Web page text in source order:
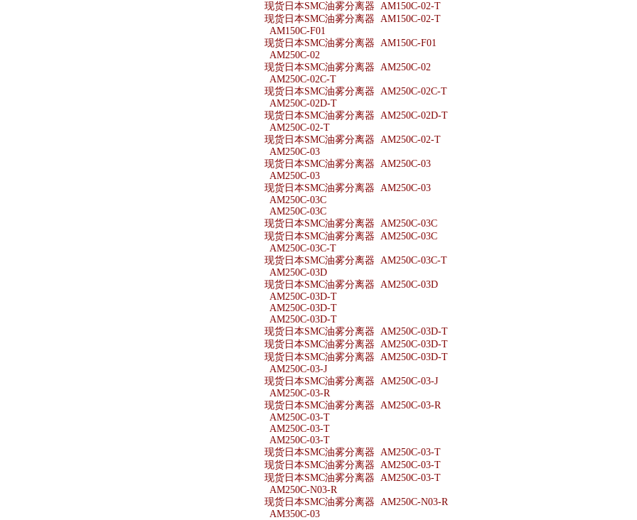
现货日本SMC油雾分离器 AM150C-02-T
现货日本SMC油雾分离器 AM150C-02-T
AM150C-F01
现货日本SMC油雾分离器 AM150C-F01
AM250C-02
现货日本SMC油雾分离器 AM250C-02
AM250C-02C-T
现货日本SMC油雾分离器 AM250C-02C-T
AM250C-02D-T
现货日本SMC油雾分离器 AM250C-02D-T
AM250C-02-T
现货日本SMC油雾分离器 AM250C-02-T
AM250C-03
现货日本SMC油雾分离器 AM250C-03
AM250C-03
现货日本SMC油雾分离器 AM250C-03
AM250C-03C
AM250C-03C
现货日本SMC油雾分离器 AM250C-03C
现货日本SMC油雾分离器 AM250C-03C
AM250C-03C-T
现货日本SMC油雾分离器 AM250C-03C-T
AM250C-03D
现货日本SMC油雾分离器 AM250C-03D
AM250C-03D-T
AM250C-03D-T
AM250C-03D-T
现货日本SMC油雾分离器 AM250C-03D-T
现货日本SMC油雾分离器 AM250C-03D-T
现货日本SMC油雾分离器 AM250C-03D-T
AM250C-03-J
现货日本SMC油雾分离器 AM250C-03-J
AM250C-03-R
现货日本SMC油雾分离器 AM250C-03-R
AM250C-03-T
AM250C-03-T
AM250C-03-T
现货日本SMC油雾分离器 AM250C-03-T
现货日本SMC油雾分离器 AM250C-03-T
现货日本SMC油雾分离器 AM250C-03-T
AM250C-N03-R
现货日本SMC油雾分离器 AM250C-N03-R
AM350C-03